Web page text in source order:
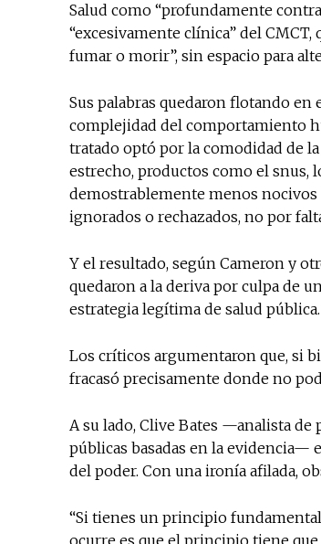
Salud como “profundamente
“excesivamente clínica” del
fumar o morir”, sin espacio para
Sus palabras quedaron flotando en
complejidad del comportamiento
tratado optó por la comodidad de
estrecho, productos como el
demostrablemente menos
ignorados o rechazados, no por
Y el resultado, según Cameron y
quedaron a la deriva por culpa de
estrategia legítima de salud pública.
Los críticos argumentaron que, si
fracasó precisamente donde no
A su lado, Clive Bates —analista de
públicas basadas en la evidencia—
del poder. Con una ironía afilada,
“Si tienes un principio